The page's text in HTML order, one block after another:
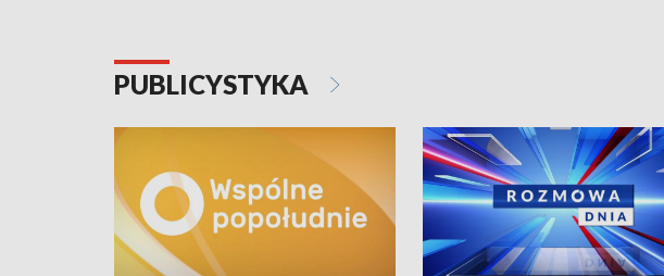
PUBLICYSTYKA